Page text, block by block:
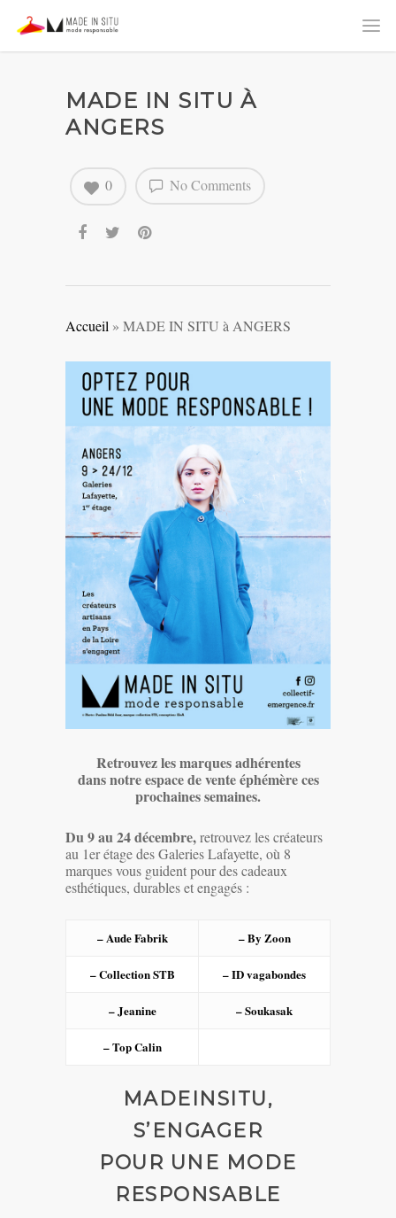
MADE IN SITU À
ANGERS
No Comments
0
Accueil » MADE IN SITU à ANGERS
Retrouvez les marques adhérentes
dans notre espace de vente éphémère ces
prochaines semaines.
Du 9 au 24 décembre,retrouvez les créateurs
au 1er étage des Galeries Lafayette, où 8
marques vous guident pour des cadeaux
esthétiques, durables et engagés :
– Aude Fabrik – By Zoon
– Collection STB – ID vagabondes
– Jeanine – Soukasak
– Top Calin
MADEINSITU,
S’ENGAGER
POUR UNE MODE
RESPONSABLE